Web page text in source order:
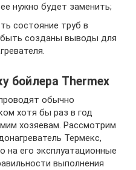
нужно будет заменить;
состояние труб в
созданы выводы для
бойлера Thermex
обычно
хотя бы раз в год
хозяевам. Рассмотрим
Термекс,
на его эксплуатационные
выполнения